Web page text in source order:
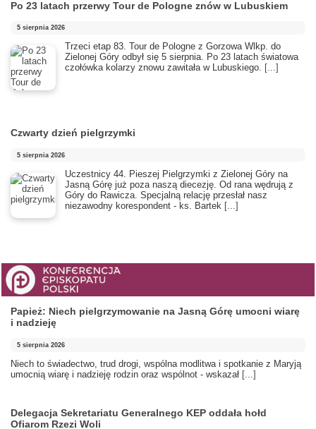
Po 23 latach przerwy Tour de Pologne znów w Lubuskiem
5 sierpnia 2026
Trzeci etap 83. Tour de Pologne z Gorzowa Wlkp. do
Zielonej Góry odbył się 5 sierpnia. Po 23 latach światowa
czołówka kolarzy znowu zawitała w Lubuskiego.
[...]
Czwarty dzień pielgrzymki
5 sierpnia 2026
Uczestnicy 44. Pieszej Pielgrzymki z Zielonej Góry na
Jasną Górę już poza naszą diecezję. Od rana wędrują z
Góry do Rawicza. Specjalną relację przesłał nasz
niezawodny korespondent - ks. Bartek [...]
Papież: Niech pielgrzymowanie na Jasną Górę umocni wiarę
i nadzieję
5 sierpnia 2026
Niech to świadectwo, trud drogi, wspólna modlitwa i spotkanie z Maryją
umocnią wiarę i nadzieję rodzin oraz wspólnot - wskazał [...]
Delegacja Sekretariatu Generalnego KEP oddała hołd
Ofiarom Rzezi Woli